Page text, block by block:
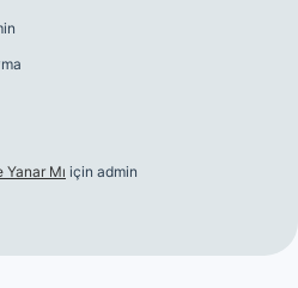
Mı için admin